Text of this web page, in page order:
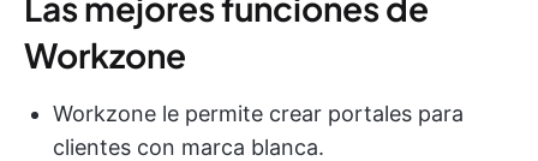
Workzone
Workzone le permite crear portales para
clientes con marca blanca.